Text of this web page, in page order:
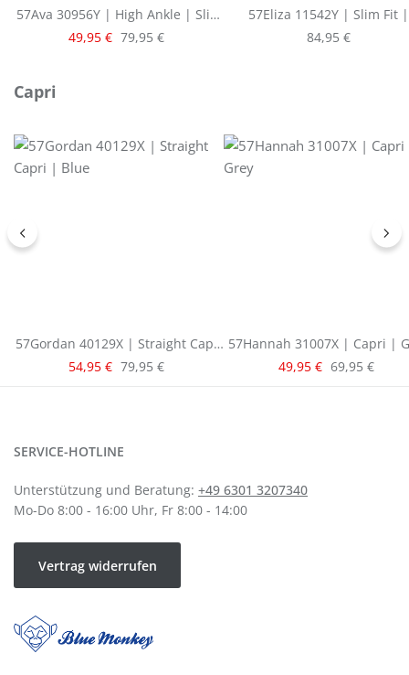
57Ava 30956Y | High Ankle | Slim
Fit | Raw Denim
Verkaufspreis:
49,95 € Regulärer Preis:
79,95 €
57Eliza 11542Y | Slim Fit |
Cropped | Blue
Regulärer Preis:
84,95 €
Produktgalerie überspringen
Capri
57Gordan 40129X | Straight Capri
| Blue
Verkaufspreis:
54,95 € Regulärer Preis:
79,95 €
57Hannah 31007X | Capri |
Verkaufspreis:
49,95 € Regulärer
69,95 €
SERVICE-HOTLINE
Unterstützung und Beratung: +49 6301 3207340
Mo-Do 8:00 - 16:00 Uhr, Fr 8:00 - 14:00
Vertrag widerrufen